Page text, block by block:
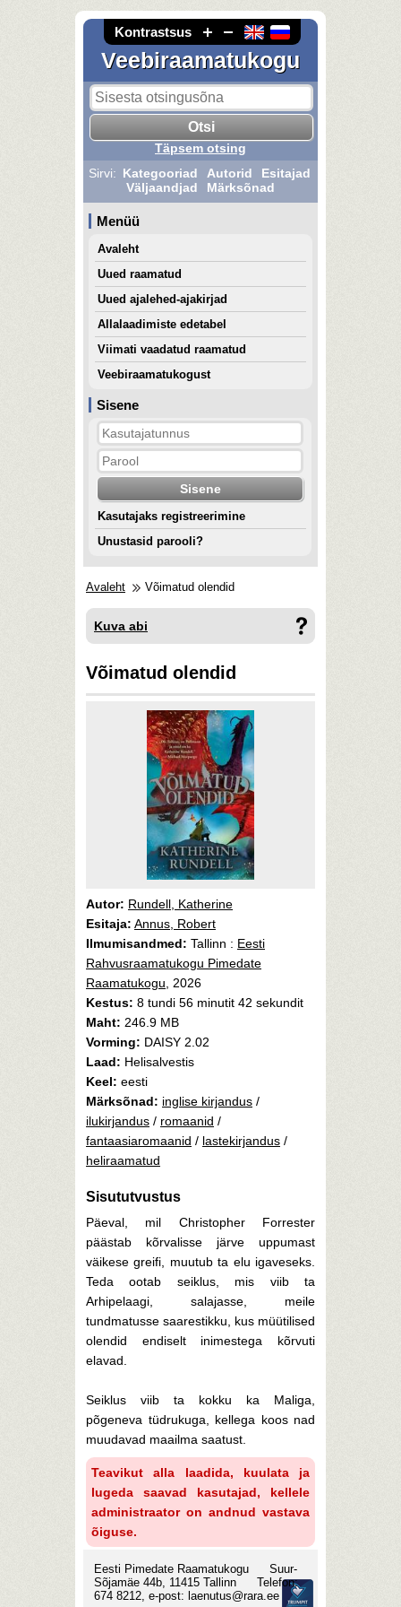
Kontrastsus
Veebiraamatukogu
Sisene
Kasutajaks registreerimine
Unustasid parooli?
Täpsem otsing
Sirvi: Kategooriad Autorid
Esitajad
Väljaandjad
Märksõnad
Menüü
Avaleht
Uued raamatud
Uued ajalehed-ajakirjad
Allalaadimiste edetabel
Viimati vaadatud raamatud
Veebiraamatukogust
Avaleht Võimatud olendid
Kuva abi
Võimatud olendid
Autor: Rundell, Katherine
Esitaja: Annus, Robert
Ilmumisandmed: Tallinn : Eesti
Rahvusraamatukogu Pimedate
Raamatukogu , 2026
Kestus: 8 tundi 56 minutit 42 sekundit
Maht: 246.9 MB
Vorming: DAISY 2.02
Laad: Helisalvestis
Keel: eesti
Märksõnad: inglise kirjandus /
ilukirjandus / romaanid /
fantaasiaromaanid / lastekirjandus /
heliraamatud
Sisututvustus
Päeval, mil Christopher Forrester
päästab kõrvalisse järve uppumast
väikese greifi, muutub ta elu igaveseks.
Teda ootab seiklus, mis viib ta
Arhipelaagi, salajasse, meile
tundmatusse saarestikku, kus müütilised
olendid endiselt inimestega kõrvuti
elavad.
Seiklus viib ta kokku ka Maliga,
põgeneva tüdrukuga, kellega koos nad
muudavad maailma saatust.
Teavikut alla laadida, kuulata ja
lugeda saavad kasutajad, kellele
administraator on andnud vastava
õiguse.
Eesti Pimedate Raamatukogu
Suur-
Sõjamäe 44b, 11415 Tallinn
Telefon:
674 8212, e-post: laenutus@rara.ee